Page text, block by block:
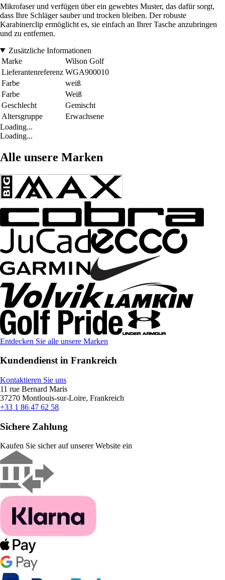
Mikrofaser und verfügen über ein gewebtes Muster, das dafür sorgt,
dass Ihre Schläger sauber und trocken bleiben. Der robuste
Karabinerclip ermöglicht es, sie einfach an Ihrer Tasche anzubringen
und zu entfernen.
Zusätzliche Informationen
Marke
Wilson Golf
Lieferantenreferenz WGA900010
Farbe
weiß
Farbe
Weiß
Geschlecht
Gemischt
Altersgruppe
Erwachsene
Loading...
Loading...
Alle unsere Marken
Entdecken Sie alle unsere Marken
Kundendienst in Frankreich
Kontaktieren Sie uns
11 rue Bernard Maris
37270 Montlouis-sur-Loire, Frankreich
+33 1 86 47 62 58
Sichere Zahlung
Kaufen Sie sicher auf unserer Website ein